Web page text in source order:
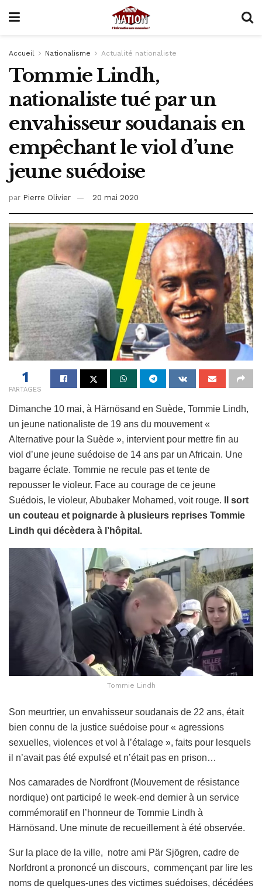
Accueil Nationalisme Actualité nationaliste
Tommie Lindh,
nationaliste tué par un
envahisseur soudanais en
empêchant le viol d’une
jeune suédoise
par Pierre Olivier 20 mai 2020
1
PARTAGES
Dimanche 10 mai, à Härnösand en Suède, Tommie Lindh,
un jeune nationaliste de 19 ans du mouvement «
Alternative pour la Suède », intervient pour mettre fin au
viol d’une jeune suédoise de 14 ans par un Africain. Une
bagarre éclate. Tommie ne recule pas et tente de
repousser le violeur. Face au courage de ce jeune
Suédois, le violeur, Abubaker Mohamed, voit rouge.
Il sort
un couteau et poignarde à plusieurs reprises Tommie
Lindh qui décèdera à l’hôpital.
Tommie Lindh
Son meurtrier, un envahisseur soudanais de 22 ans, était
bien connu de la justice suédoise pour « agressions
sexuelles, violences et vol à l’étalage », faits pour lesquels
il n’avait pas été expulsé et n’était pas en prison…
Nos camarades de Nordfront (Mouvement de résistance
nordique) ont participé le week-end dernier à un service
commémoratif en l’honneur de Tommie Lindh à
Härnösand. Une minute de recueillement à été observée.
Sur la place de la ville, notre ami Pär Sjögren, cadre de
Norfdront a prononcé un discours, commençant par lire les
noms de quelques-unes des victimes suédoises, décédées